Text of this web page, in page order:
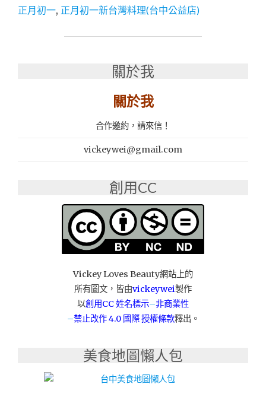
食
台
灣
料
理
(2019/12/02
品
牌
升
級
搬
址)"
正月初一, 正月初一新台灣料理(台中公益店)
關於我
關於我
合作邀約，請來信！
vickeywei@gmail.com
創用CC
Vickey Loves Beauty網站上的
所有圖文，皆由vickeywei製作
以創用CC 姓名標示–非商業性
–禁止改作4.0 國際 授權條款釋出。
美食地圖懶人包